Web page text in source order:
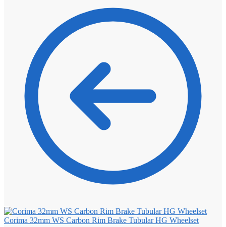
Corima 32mm WS Carbon Rim Brake Tubular HG Wheelset